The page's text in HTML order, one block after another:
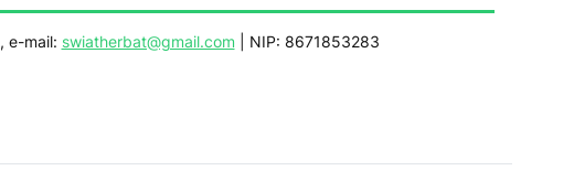
, e-mail: swiatherbat@gmail.com | NIP: 8671853283